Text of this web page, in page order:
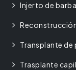
Injerto de
Transplante
Trasplante